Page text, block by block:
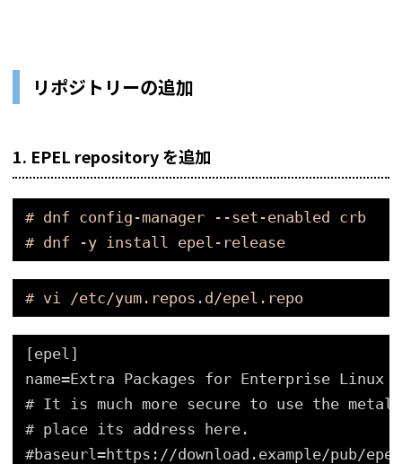
リポジトリーの追加
1. EPEL repository を追加
# dnf config-manager --set-enabled crb
# dnf -y install epel-release
# vi /etc/yum.repos.d/epel.repo
[epel]
name=Extra Packages for Enterprise Linux
# It is much more secure to use the
# place its address here.
#baseurl=https://download.example/pub/